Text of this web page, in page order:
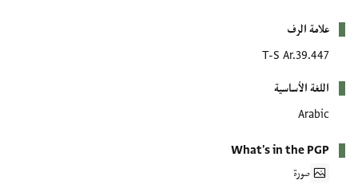
علامة الرف
T-S Ar.39.447
اللغة الأساسية
Arabic
What's in the PGP
صورة